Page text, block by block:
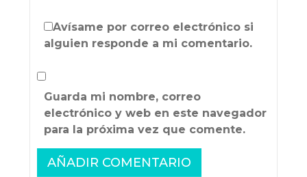
Avísame por correo electrónico si
alguien responde a mi comentario.
Guarda mi nombre, correo
electrónico y web en este navegador
para la próxima vez que comente.